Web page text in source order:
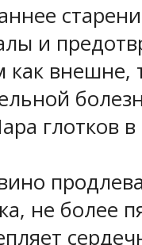
и
как
глотков
не более